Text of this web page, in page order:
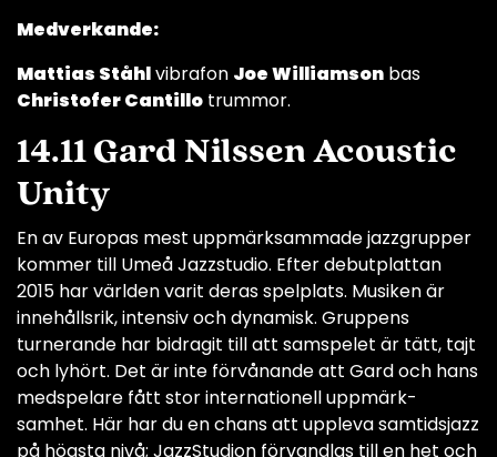
Medverkande:
Mattias Ståhlvibrafon Joe Williamson bas
Christofer Cantillo trummor.
14.11 Gard Nilssen Acoustic
Unity
En av Europas mest uppmärksammade jazzgrupper
kommer till Umeå Jazzstudio. Efter debutplattan
2015 har världen varit deras spelplats. Musiken är
innehållsrik, intensiv och dynamisk. Gruppens
turnerande har bidragit till att samspelet är tätt, tajt
och lyhört. Det är inte förvånande att Gard och hans
medspelare fått stor internationell uppmärk-
samhet. Här har du en chans att uppleva samtidsjazz
på högsta nivå; JazzStudion förvandlas till en het och